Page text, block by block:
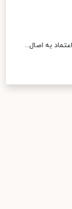
به اصال...